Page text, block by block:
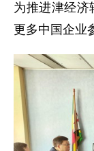
为推进津经济
更多中国企业